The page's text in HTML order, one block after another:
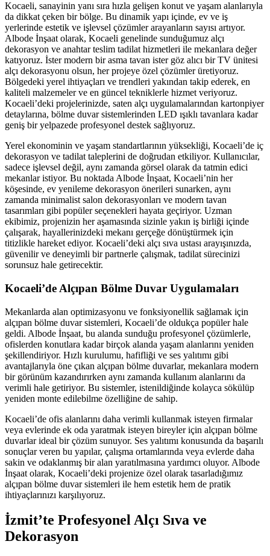
Kocaeli, sanayinin yanı sıra hızla gelişen konut ve yaşam alanlarıyla
da dikkat çeken bir bölge. Bu dinamik yapı içinde, ev ve iş
yerlerinde estetik ve işlevsel çözümler arayanların sayısı artıyor.
Albode İnşaat olarak, Kocaeli genelinde sunduğumuz alçı
dekorasyon ve anahtar teslim tadilat hizmetleri ile mekanlara değer
katıyoruz. İster modern bir asma tavan ister göz alıcı bir TV ünitesi
alçı dekorasyonu olsun, her projeye özel çözümler üretiyoruz.
Bölgedeki yerel ihtiyaçları ve trendleri yakından takip ederek, en
kaliteli malzemeler ve en güncel tekniklerle hizmet veriyoruz.
Kocaeli’deki projelerinizde, saten alçı uygulamalarından kartonpiyer
detaylarına, bölme duvar sistemlerinden LED ışıklı tavanlara kadar
geniş bir yelpazede profesyonel destek sağlıyoruz.
Yerel ekonominin ve yaşam standartlarının yüksekliği, Kocaeli’de iç
dekorasyon ve tadilat taleplerini de doğrudan etkiliyor. Kullanıcılar,
sadece işlevsel değil, aynı zamanda görsel olarak da tatmin edici
mekanlar istiyor. Bu noktada Albode İnşaat, Kocaeli’nin her
köşesinde, ev yenileme dekorasyon önerileri sunarken, aynı
zamanda minimalist salon dekorasyonları ve modern tavan
tasarımları gibi popüler seçenekleri hayata geçiriyor. Uzman
ekibimiz, projenizin her aşamasında sizinle yakın iş birliği içinde
çalışarak, hayallerinizdeki mekanı gerçeğe dönüştürmek için
titizlikle hareket ediyor. Kocaeli’deki alçı sıva ustası arayışınızda,
güvenilir ve deneyimli bir partnerle çalışmak, tadilat sürecinizi
sorunsuz hale getirecektir.
Kocaeli’de Alçıpan Bölme Duvar Uygulamaları
Mekanlarda alan optimizasyonu ve fonksiyonellik sağlamak için
alçıpan bölme duvar sistemleri, Kocaeli’de oldukça popüler hale
geldi. Albode İnşaat, bu alanda sunduğu profesyonel çözümlerle,
ofislerden konutlara kadar birçok alanda yaşam alanlarını yeniden
şekillendiriyor. Hızlı kurulumu, hafifliği ve ses yalıtımı gibi
avantajlarıyla öne çıkan alçıpan bölme duvarlar, mekanlara modern
bir görünüm kazandırırken aynı zamanda kullanım alanlarını da
verimli hale getiriyor. Bu sistemler, istenildiğinde kolayca sökülüp
yeniden monte edilebilme özelliğine de sahip.
Kocaeli’de ofis alanlarını daha verimli kullanmak isteyen firmalar
veya evlerinde ek oda yaratmak isteyen bireyler için alçıpan bölme
duvarlar ideal bir çözüm sunuyor. Ses yalıtımı konusunda da başarılı
sonuçlar veren bu yapılar, çalışma ortamlarında veya evlerde daha
sakin ve odaklanmış bir alan yaratılmasına yardımcı oluyor. Albode
İnşaat olarak, Kocaeli’deki projenize özel olarak tasarladığımız
alçıpan bölme duvar sistemleri ile hem estetik hem de pratik
ihtiyaçlarınızı karşılıyoruz.
İzmit’te Profesyonel Alçı Sıva ve
Dekorasyon